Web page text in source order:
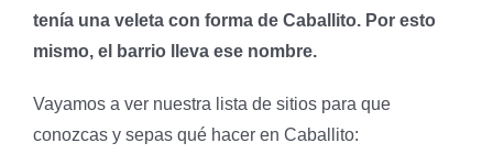
tenía una veleta con forma de Caballito. Por esto
mismo, el barrio lleva ese nombre.
Vayamos a ver nuestra lista de sitios para que
conozcas y sepas qué hacer en Caballito: